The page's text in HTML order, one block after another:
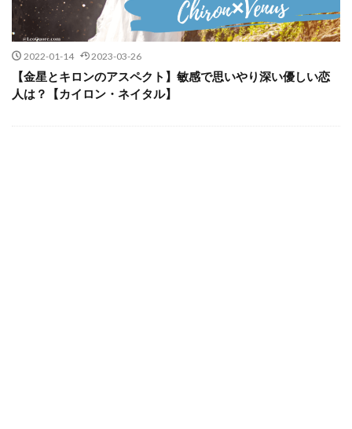
2022-01-14 2023-03-26
【金星とキロンのアスペクト】敏感で思いやり深い優しい恋
人は？【カイロン・ネイタル】